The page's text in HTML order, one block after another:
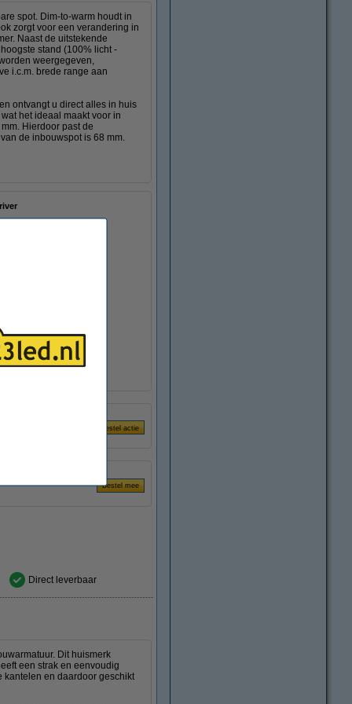
spot. Dim-to-warm houdt in
zorgt voor een verandering in
Naast de uitstekende
stand (100% licht -
weergegeven,
i.c.m. brede range aan
ontvangt u direct alles in huis
het ideaal maakt voor in
Hierdoor past de
de inbouwspot is 68 mm.
Direct leverbaar
Dit huismerk
een strak en eenvoudig
kantelen en daardoor geschikt